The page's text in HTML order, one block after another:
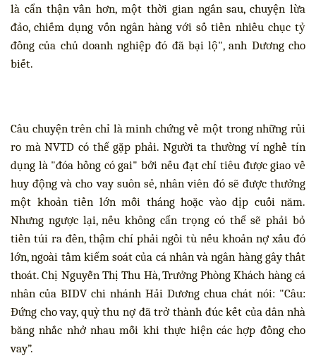
là cẩn thận vẫn hơn, một thời gian ngắn sau, chuyện lừa
đảo, chiếm dụng vốn ngân hàng với số tiền nhiều chục tỷ
đồng của chủ doanh nghiệp đó đã bại lộ", anh Dương cho
biết.
Câu chuyện trên chỉ là minh chứng về một trong những rủi
ro mà NVTD có thể gặp phải. Người ta thường ví nghề tín
dụng là "đóa hồng có gai" bởi nếu đạt chỉ tiêu được giao về
huy động và cho vay suôn sẻ, nhân viên đó sẽ được thưởng
một khoản tiền lớn mỗi tháng hoặc vào dịp cuối năm.
Nhưng ngược lại, nếu không cẩn trọng có thể sẽ phải bỏ
tiền túi ra đền, thậm chí phải ngồi tù nếu khoản nợ xấu đó
lớn, ngoài tầm kiểm soát của cá nhân và ngân hàng gây thất
thoát. Chị Nguyễn Thị Thu Hà, Trưởng Phòng Khách hàng cá
nhân của BIDV chi nhánh Hải Dương chua chát nói: "Câu:
Đứng cho vay, quỳ thu nợ đã trở thành đúc kết của dân nhà
băng nhắc nhở nhau mỗi khi thực hiện các hợp đồng cho
vay”.